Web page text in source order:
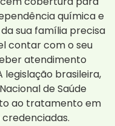
química e
sua família precisa
contar com o seu
atendimento
legislação brasileira,
de Saúde
ao tratamento em